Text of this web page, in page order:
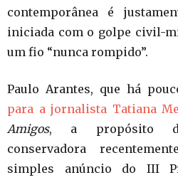
contemporânea é
iniciada com o golpe civil-
um fio “nunca rompido”.
Paulo Arantes, que há
para a jornalista Tatiana
Amigos, a propósito
conservadora
simples anúncio do III